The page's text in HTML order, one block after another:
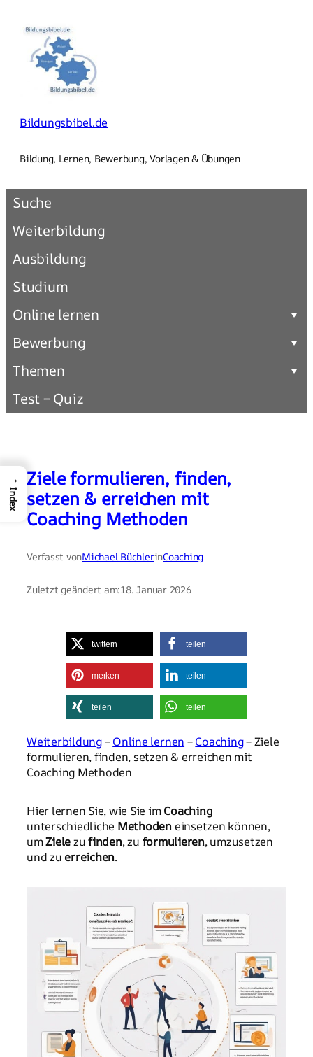
Inhalt
springen
Bildungsbibel.de
Bildung, Lernen, Bewerbung, Vorlagen & Übungen
Suche
Weiterbildung
Ausbildung
Studium
Online lernen
Bewerbung
Themen
Test – Quiz
Ziele formulieren, finden,
setzen & erreichen mit
Coaching Methoden
Verfasst vonMichael BüchlerinCoaching
Zuletzt geändert am:18. Januar 2026
twittern teilen
merken teilen
teilen teilen
Weiterbildung–Online lernen –Coaching– Ziele
formulieren, finden, setzen & erreichen mit
Coaching Methoden
Hier lernen Sie, wie Sie imCoaching
unterschiedliche Methoden einsetzen können,
umZielezufinden, zu formulieren, umzusetzen
und zuerreichen.
→
Index